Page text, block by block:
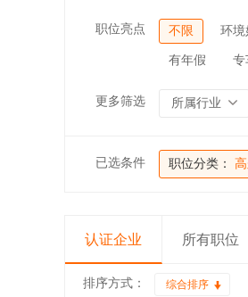
职位亮点 不限 环境
有年假 专
更多筛选 所属行业
已选条件 职位分类：
认证企业 所有职位
排序方式： 综合排序